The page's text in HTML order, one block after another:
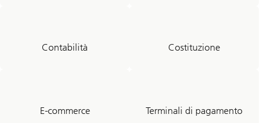
Contabilità Costituzione
E-commerce Terminali di pagamento